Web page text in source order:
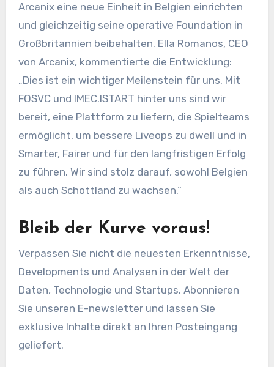
Arcanix eine neue Einheit in Belgien einrichten
und gleichzeitig seine operative Foundation in
Großbritannien beibehalten. Ella Romanos, CEO
von Arcanix, kommentierte die Entwicklung:
„Dies ist ein wichtiger Meilenstein für uns. Mit
FOSVC und IMEC.ISTART hinter uns sind wir
bereit, eine Plattform zu liefern, die Spielteams
ermöglicht, um bessere Liveops zu dwell und in
Smarter, Fairer und für den langfristigen Erfolg
zu führen. Wir sind stolz darauf, sowohl Belgien
als auch Schottland zu wachsen.“
Bleib der Kurve voraus!
Verpassen Sie nicht die neuesten Erkenntnisse,
Developments und Analysen in der Welt der
Daten, Technologie und Startups. Abonnieren
Sie unseren E-newsletter und lassen Sie
exklusive Inhalte direkt an Ihren Posteingang
geliefert.